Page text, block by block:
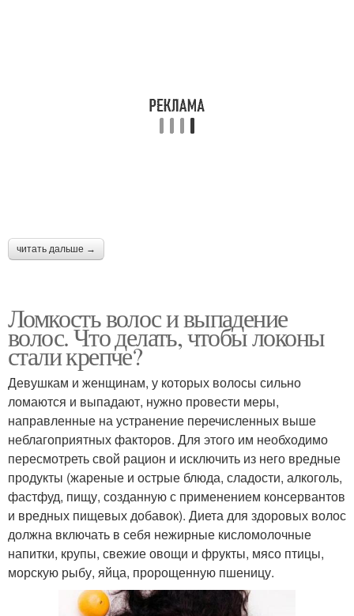
читать дальше →
Ломкость волос и выпадение
волос. Что делать, чтобы локоны
стали крепче?
Девушкам и женщинам, у которых волосы сильно
ломаются и выпадают, нужно провести меры,
направленные на устранение перечисленных выше
неблагоприятных факторов. Для этого им необходимо
пересмотреть свой рацион и исключить из него вредные
продукты (жареные и острые блюда, сладости, алкоголь,
фастфуд, пищу, созданную с применением консервантов
и вредных пищевых добавок). Диета для здоровых волос
должна включать в себя нежирные кисломолочные
напитки, крупы, свежие овощи и фрукты, мясо птицы,
морскую рыбу, яйца, пророщенную пшеницу.